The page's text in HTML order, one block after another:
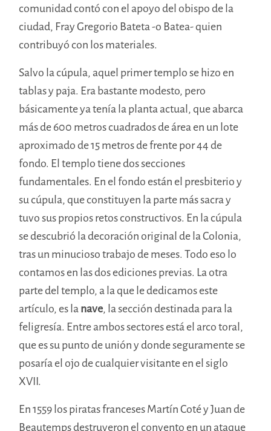
comunidad contó con el apoyo del obispo de la
ciudad, Fray Gregorio Bateta -o Batea- quien
contribuyó con los materiales.
Salvo la cúpula, aquel primer templo se hizo en
tablas y paja. Era bastante modesto, pero
básicamente ya tenía la planta actual, que abarca
más de 600 metros cuadrados de área en un lote
aproximado de 15 metros de frente por 44 de
fondo. El templo tiene dos secciones
fundamentales. En el fondo están el presbiterio y
su cúpula, que constituyen la parte más sacra y
tuvo sus propios retos constructivos. En la cúpula
se descubrió la decoración original de la Colonia,
tras un minucioso trabajo de meses. Todo eso lo
contamos en las dos ediciones previas. La otra
parte del templo, a la que le dedicamos este
artículo, es lanave, la sección destinada para la
feligresía. Entre ambos sectores está el arco toral,
que es su punto de unión y donde seguramente se
posaría el ojo de cualquier visitante en el siglo
XVII.
En 1559 los piratas franceses Martín Coté y Juan de
Beautemps destruyeron el convento en un ataque